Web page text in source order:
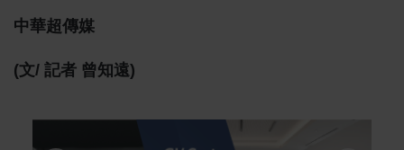
中華超傳媒
(文/ 記者 曾知遠)